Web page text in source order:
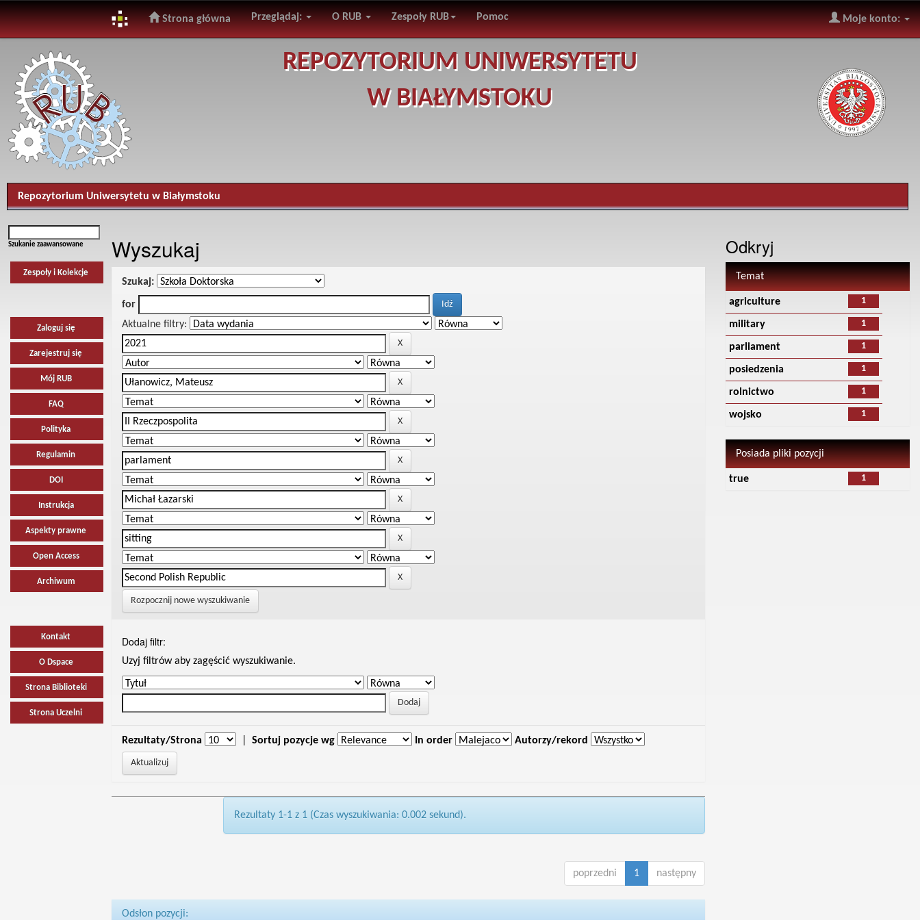
navigation
Strona główna Przeglądaj: O RUB Zespoły RUB Pomoc Moje konto:
REPOZYTORIUM UNIWERSYTETU
W BIAŁYMSTOKU
Repozytorium Uniwersytetu w Białymstoku
Szukanie zaawansowane
Zespoły i Kolekcje
Zaloguj się
Zarejestruj się
Mój RUB
FAQ
Polityka
Regulamin
DOI
Instrukcja
Aspekty prawne
Open Access
Archiwum
Kontakt
O Dspace
Strona Biblioteki
Strona Uczelni
Wyszukaj
Szukaj:
for
Aktualne filtry:
Rozpocznij nowe wyszukiwanie
Dodaj filtr:
Uzyj filtrów aby zagęścić wyszukiwanie.
Rezultaty/Strona Sortuj pozycje wg In order Autorzy/rekord
Rezultaty 1-1 z 1 (Czas wyszukiwania: 0.002 sekund).
poprzedni 1 następny
Odsłon pozycji:
Odkryj
Temat
1
agriculture
1
military
1
parliament
1
posiedzenia
1
rolnictwo
1
wojsko
Posiada pliki pozycji
1
true